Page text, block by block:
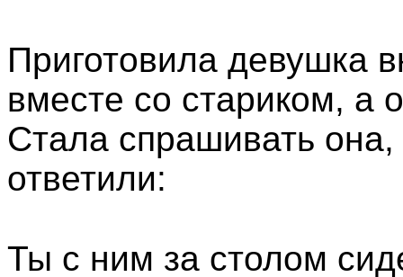
Приготовила девушка
вместе со стариком, а
Стала спрашивать она,
ответили:
Ты с ним за столом